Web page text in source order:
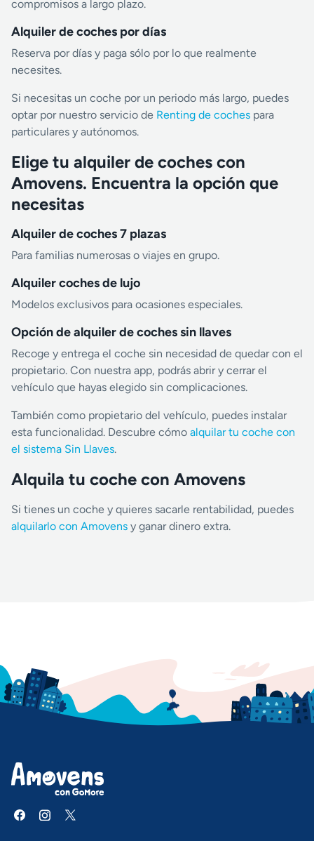
compromisos a largo plazo.
Alquiler de coches por días
Reserva por días y paga sólo por lo que realmente
necesites.
Si necesitas un coche por un periodo más largo, puedes
optar por nuestro servicio de Renting de coches para
particulares y autónomos.
Elige tu alquiler de coches con
Amovens. Encuentra la opción que
necesitas
Alquiler de coches 7 plazas
Para familias numerosas o viajes en grupo.
Alquiler coches de lujo
Modelos exclusivos para ocasiones especiales.
Opción de alquiler de coches sin llaves
Recoge y entrega el coche sin necesidad de quedar con el
propietario. Con nuestra app, podrás abrir y cerrar el
vehículo que hayas elegido sin complicaciones.
También como propietario del vehículo, puedes instalar
esta funcionalidad. Descubre cómo alquilar tu coche con
el sistema Sin Llaves.
Alquila tu coche con Amovens
Si tienes un coche y quieres sacarle rentabilidad, puedes
alquilarlo con Amovens y ganar dinero extra.